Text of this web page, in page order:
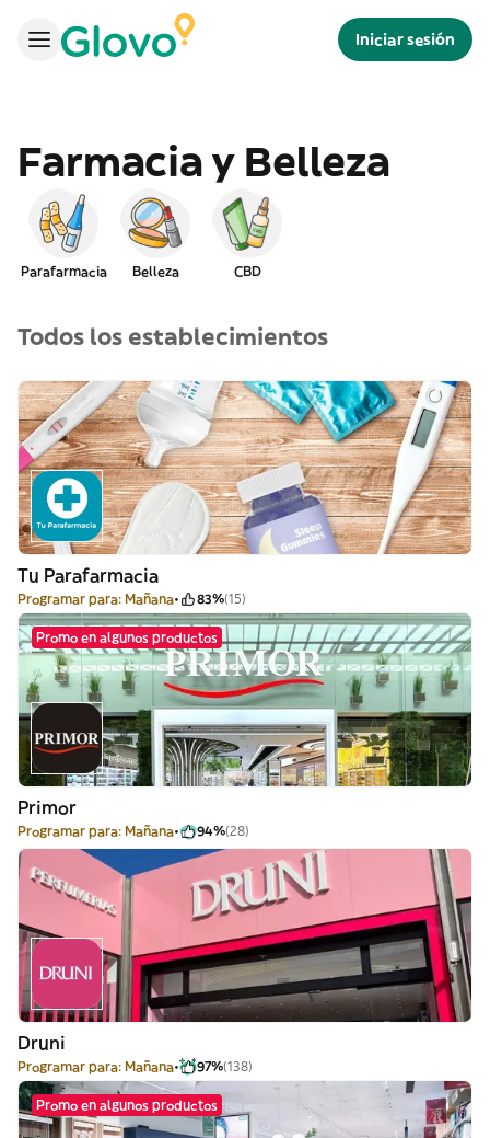
Iniciar sesión
Farmacia y Belleza
Parafarmacia Belleza CBD
Todos los establecimientos
Tu Parafarmacia
Programar para: Mañana 83%(15)
Promo en algunos productos
Primor
Programar para: Mañana 94%(28)
Druni
Programar para: Mañana 97%(138)
Promo en algunos productos